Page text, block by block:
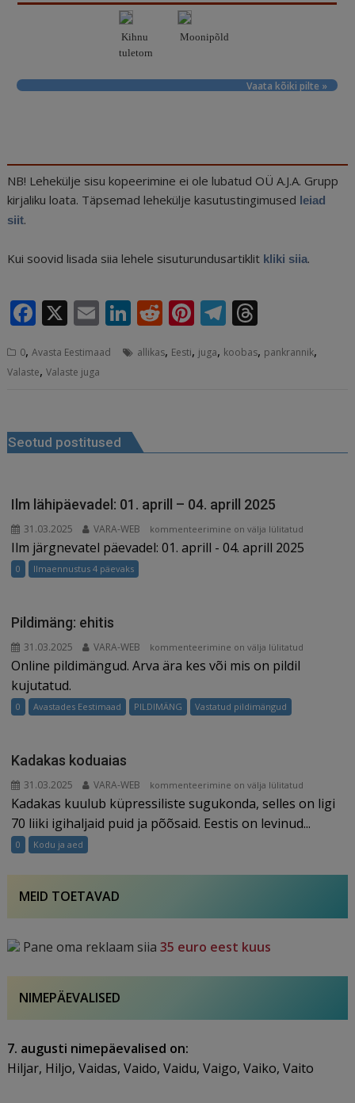
Kihnu
tuletorn
Moonipõld
Vaata kõiki pilte »
NB! Lehekülje sisu kopeerimine ei ole lubatud OÜ A.J.A. Grupp
kirjaliku loata. Täpsemad lehekülje kasutustingimused leiad
siit.
Kui soovid lisada siia lehele sisuturundusartiklit kliki siia.
F
c
e
o
o
k
X E
ai
Li
k
n
R
d
Pi
te
T
e r
s
0,Avasta Eestimaad allikas, Eesti, juga, koobas, pankrannik,
Valaste,Valaste juga
Seotud postitused
Ilm lähipäevadel: 01. aprill – 04. aprill 2025
31.03.2025 VARA-WEB
Ilm
lähipäevadel:
2025
kommenteerimine on välja lülitatud
Ilm järgnevatel päevadel: 01. aprill - 04. aprill 2025
0 Ilmaennustus 4 päevaks
Pildimäng: ehitis
31.03.2025 VARA-WEB
Pildimäng:
ehitis
kommenteerimine on välja lülitatud
Online pildimängud. Arva ära kes või mis on pildil
kujutatud.
0 Avastades Eestimaad PILDIMÄNG Vastatud pildimängud
Kadakas koduaias
31.03.2025 VARA-WEB
Kadakas
koduaias
kommenteerimine on välja lülitatud
Kadakas kuulub küpressiliste sugukonda, selles on ligi
70 liiki igihaljaid puid ja põõsaid. Eestis on levinud...
0 Kodu ja aed
MEID TOETAVAD
Pane oma reklaam siia35 euro eest kuus
NIMEPÄEVALISED
7. augusti nimepäevalised on:
Hiljar, Hiljo, Vaidas, Vaido, Vaidu, Vaigo, Vaiko, Vaito